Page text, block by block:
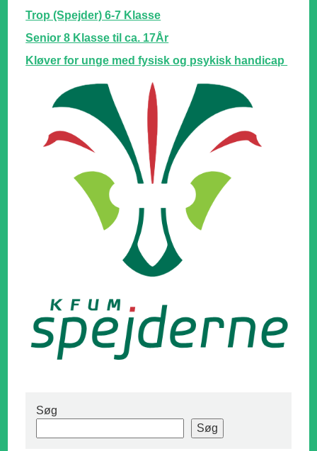
Trop (Spejder) 6-7 Klasse
Senior 8 Klasse til ca. 17År
Kløver for unge med fysisk og psykisk handicap
Søg
Søg